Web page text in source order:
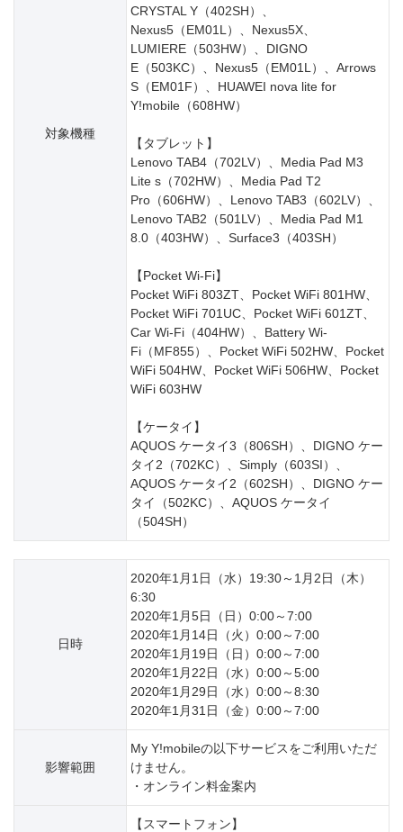
対象機種
CRYSTAL Y（402SH）、
Nexus5（EM01L）、Nexus5X、
LUMIERE（503HW）、DIGNO
E（503KC）、Nexus5（EM01L）、Arrows
S（EM01F）、HUAWEI nova lite for
Y!mobile（608HW）
【タブレット】
Lenovo TAB4（702LV）、Media Pad M3
Lite s（702HW）、Media Pad T2
Pro（606HW）、Lenovo TAB3（602LV）、
Lenovo TAB2（501LV）、Media Pad M1
8.0（403HW）、Surface3（403SH）
【Pocket Wi-Fi】
Pocket WiFi 803ZT、Pocket WiFi 801HW、
Pocket WiFi 701UC、Pocket WiFi 601ZT、
Car Wi-Fi（404HW）、Battery Wi-
Fi（MF855）、Pocket WiFi 502HW、Pocket
WiFi 504HW、Pocket WiFi 506HW、Pocket
WiFi 603HW
【ケータイ】
AQUOS ケータイ3（806SH）、DIGNO ケー
タイ2（702KC）、Simply（603SI）、
AQUOS ケータイ2（602SH）、DIGNO ケー
タイ（502KC）、AQUOS ケータイ
（504SH）
日時
2020年1月1日（水）19:30～1月2日（木）
6:30
2020年1月5日（日）0:00～7:00
2020年1月14日（火）0:00～7:00
2020年1月19日（日）0:00～7:00
2020年1月22日（水）0:00～5:00
2020年1月29日（水）0:00～8:30
2020年1月31日（金）0:00～7:00
影響範囲
My Y!mobileの以下サービスをご利用いただ
けません。
・オンライン料金案内
【スマートフォン】